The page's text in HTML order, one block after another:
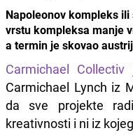
Napoleonov kompleks
vrstu kompleksa manje
a termin je skovao
Carmichael Collectiv
Carmichael Lynch iz
da sve projekte
kreativnosti i ni iz